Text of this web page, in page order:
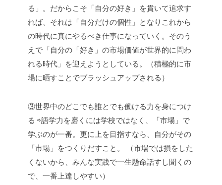
る」。だからこそ「自分の好き」を貫いて追求す
れば、それは「自分だけの個性」となりこれから
の時代に真にやるべき仕事になっていく。そのう
えで「自分の「好き」の市場価値が世界的に問わ
れる時代」を迎えようとしている。（積極的に市
場に晒すことでブラッシュアップされる）
③世界中のどこでも誰とでも働ける力を身につけ
る ⇨語学力を磨くには学校ではなく、「市場」で
学ぶのが一番。更に上を目指すなら、自分がその
「市場」をつくりだすこと。
（市場では損をした
くないから、みんな実践で一生懸命話すし聞くの
で、一番上達しやすい）